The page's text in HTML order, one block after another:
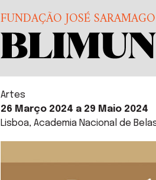
FUNDAÇÃO JOSÉ SARAMAGO
Artes
26 Março 2024 a 29 Maio 2024
Lisboa, Academia Nacional de